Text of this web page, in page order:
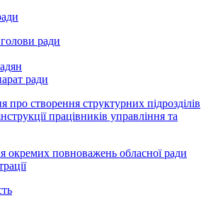
ради
ради
про створення структурних підрозділів
працівників управління та
окремих повноважень обласної ради